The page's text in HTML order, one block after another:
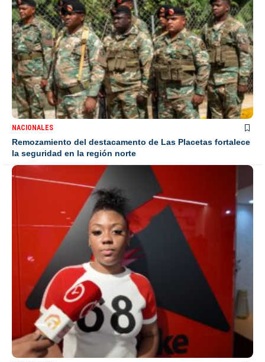
NACIONALES
Remozamiento del destacamento de Las Placetas fortalece
la seguridad en la región norte